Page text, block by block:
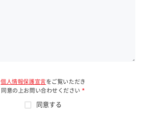
個人情報保護宣言をご覧いただき
同意の上お問い合わせください
同意する